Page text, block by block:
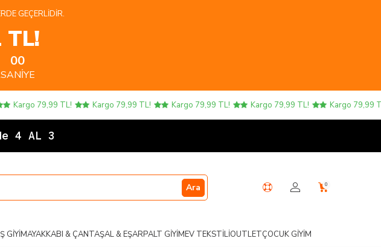
GEÇERLIDIR.
TL!
00
SANIYE
79,99 TL! Kargo 79,99 TL! Kargo 79,99 TL! Kargo 79,99 TL! Kargo 79,99 TL!
AL 3 ÖDE!
Ara 0
GIYIMAYAKKABI & ÇANTAŞAL & EŞARPALT GIYIMEV TEKSTILIOUTLETÇOCUK GIYIM